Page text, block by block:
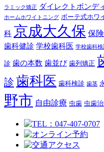
ラミック矯正 ダイレクトボンデ
ホームホワイトニング ボーテ式ホワ
科 京成大久保 保
歯科健診 学校歯科医 学校歯科検
診 歯の本数 歯並び 歯列矯正
診 歯科医 歯科検診 歯茎
野市 自由診療 虫歯 虫歯